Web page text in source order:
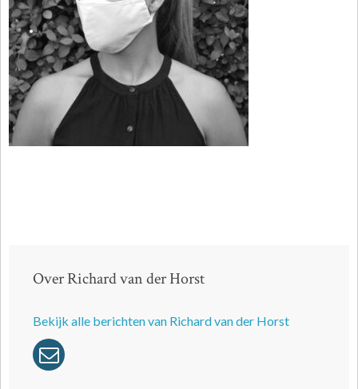
Over Richard van der Horst
Bekijk alle berichten van Richard van der Horst